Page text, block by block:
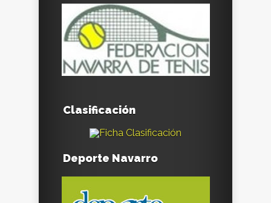
Clasificación
Deporte Navarro